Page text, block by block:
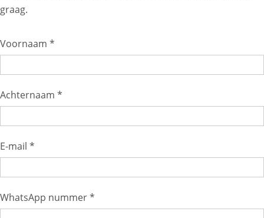
graag.
Voornaam *
Achternaam *
E-mail *
WhatsApp nummer *